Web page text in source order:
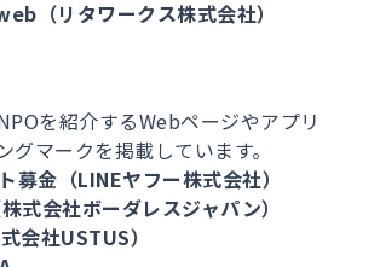
（リタワークス株式会社）
を紹介するWebページやアプリ
グマークを掲載しています。
募金（LINEヤフー株式会社）
式会社ボーダレスジャパン）
会社USTUS）